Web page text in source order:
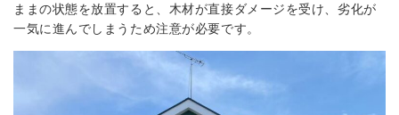
ままの状態を放置すると、木材が直接ダメージを受け、劣化が
一気に進んでしまうため注意が必要です。